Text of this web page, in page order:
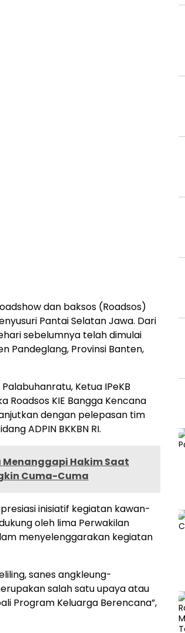
dan baksos (Roadsos)
Pantai Selatan Jawa. Dari
sebelumnya telah dimulai
Pandeglang, Provinsi Banten,
Ketua IPeKB
KIE Bangga Kencana
dengan pelepasan tim
ADPIN BKKBN RI.
Hakim Saat
Cuma-Cuma
inisiatif kegiatan kawan-
oleh lima Perwakilan
menyelenggarakan kegiatan
sanes angkleung-
salah satu upaya atau
Program Keluarga Berencana”,